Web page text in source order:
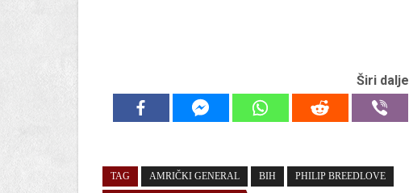
Širi dalje
TAG AMRIČKI GENERAL BIH PHILIP BREEDLOVE